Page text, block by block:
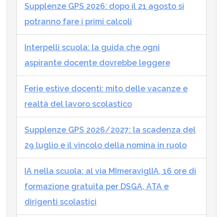
Supplenze GPS 2026: dopo il 21 agosto si
potranno fare i primi calcoli
Interpelli scuola: la guida che ogni
aspirante docente dovrebbe leggere
Ferie estive docenti: mito delle vacanze e
realtà del lavoro scolastico
Supplenze GPS 2026/2027: la scadenza del
29 luglio e il vincolo della nomina in ruolo
IA nella scuola: al via MImeraviglIA, 16 ore di
formazione gratuita per DSGA, ATA e
dirigenti scolastici